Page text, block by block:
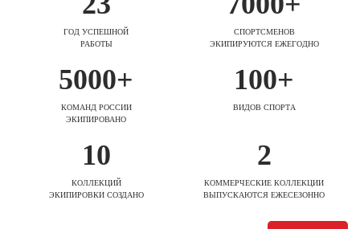
ГОД УСПЕШНОЙ
РАБОТЫ
СПОРТСМЕНОВ
ЭКИПИРУЮТСЯ ЕЖЕГОДНО
5000+
КОМАНД РОССИИ
ЭКИПИРОВАНО
100+
ВИДОВ СПОРТА
10
КОЛЛЕКЦИЙ
ЭКИПИРОВКИ СОЗДАНО
2
КОММЕРЧЕСКИЕ КОЛЛЕКЦИИ
ВЫПУСКАЮТСЯ ЕЖЕСЕЗОННО